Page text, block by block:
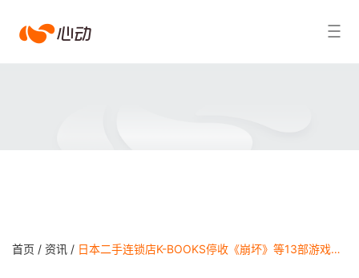
爱搜索结果
首页 / 资讯 / 日本二手连锁店K-BOOKS停收《崩坏》等13部游戏周边 - 爱游戏app体育